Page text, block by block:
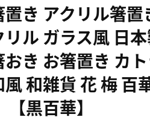
置き アクリル箸置
リル ガラス風 日
おき お箸置き カ
風 和雑貨 花 梅 百
【黒百華】